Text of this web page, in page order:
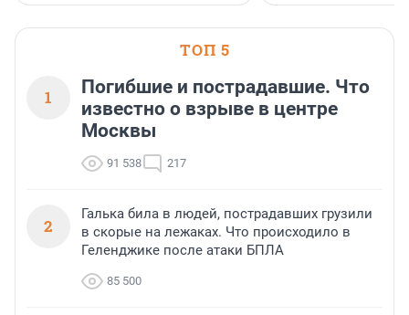
ТОП 5
1
Погибшие и пострадавшие. Что
известно о взрыве в центре
Москвы
91 538 217
2
Галька била в людей, пострадавших грузили
в скорые на лежаках. Что происходило в
Геленджике после атаки БПЛА
85 500